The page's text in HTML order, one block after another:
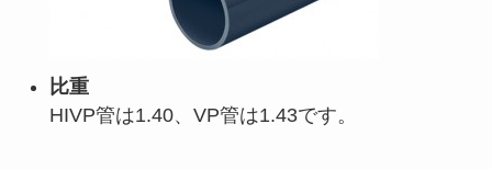
比重
HIVP管は1.40、VP管は1.43です。